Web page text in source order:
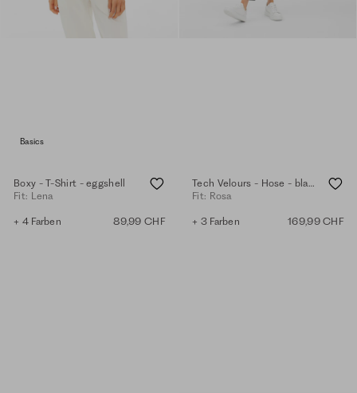
Basics
Boxy - T-Shirt - eggshell
Fit: Lena
+ 4 Farben 89,99 CHF
Tech Velours - Hose - black
Fit: Rosa
+ 3 Farben 169,99 CHF